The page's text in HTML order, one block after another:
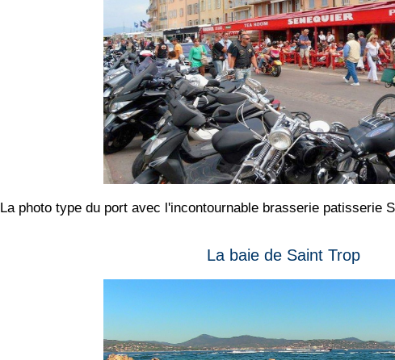
La photo type du port avec l'incontournable brasserie patisserie
La baie de Saint Trop